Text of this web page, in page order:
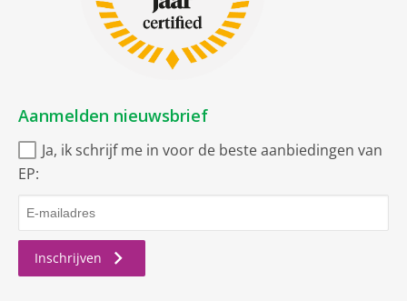
Aanmelden nieuwsbrief
Ja, ik schrijf me in voor de beste aanbiedingen van
EP:
Inschrijven